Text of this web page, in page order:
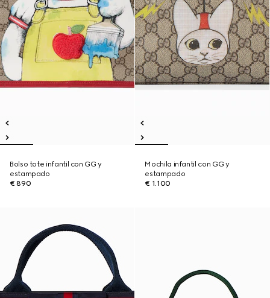
Bolso tote infantil con GG y
estampado
€ 890
Mochila infantil con GG y
estampado
€ 1.100